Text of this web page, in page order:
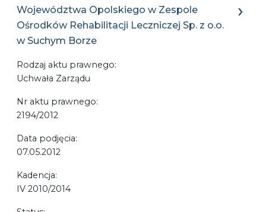
Województwa Opolskiego w Zespole
Ośrodków Rehabilitacji Leczniczej Sp. z o.o.
w Suchym Borze
Rodzaj aktu prawnego:
Uchwała Zarządu
Nr aktu prawnego:
2194/2012
Data podjęcia:
07.05.2012
Kadencja:
IV 2010/2014